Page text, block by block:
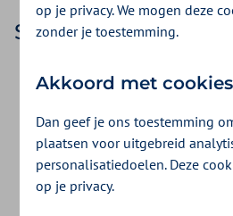
Screening, intake
Een screening
is een korte
verwijzing van een arts. Tijdens
beoordeelt u de hulpvraag en
geschikt is.
Eenintakeis het in kaart
wensen. Wat zijn de klachten,
op je privacy. We mogen deze
zonder je toestemming.
Akkoord met
Dan geef je ons toestemming
plaatsen voor uitgebreid
personalisatiedoelen. Deze
op je privacy.